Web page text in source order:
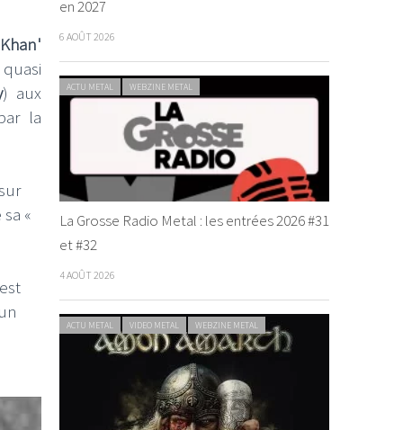
) aux
la
«
en 2027
6 AOÛT 2026
ACTU METAL WEBZINE METAL
La Grosse Radio Metal : les entrées 2026 #31
et #32
4 AOÛT 2026
ACTU METAL VIDEO METAL WEBZINE METAL